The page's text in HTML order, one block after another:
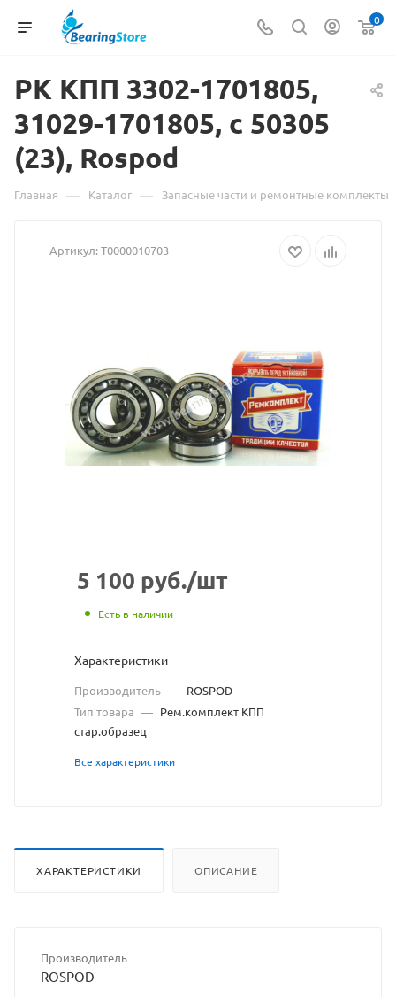
0
РК КПП 3302-1701805,
31029-1701805, с 50305
(Материал
о
РК
1701805,
31029-
1701805,
Rospod
взят
сайта
https://bearingstore.ru
ссылке
https://bearingstore.ru/
владельца
сайта
23), Rospod
Главная — Каталог — Запасные части и ремонтные комплекты
Артикул:Т0000010703
5 100 руб./шт
Есть в наличии
Характеристики
Производитель — ROSPOD
Тип товара — Рем.комплект КПП
стар.образец
Все характеристики
ХАРАКТЕРИСТИКИ ОПИСАНИЕ
Производитель
ROSPOD